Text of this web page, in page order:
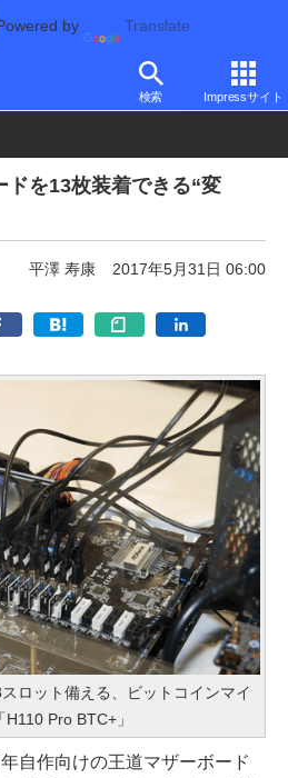
by Translate
検索 Impressサイト
2017
を13枚装着できる“変
平澤 寿康 2017年5月31日 06:00
ロット備える、ビットコインマイ
Pro BTC+」
自作向けの王道マザーボード